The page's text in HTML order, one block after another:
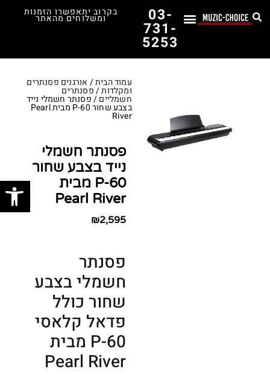
03-
731-
5253
בקרוב יתאפשרו הזמנות
ומשלוחים מהאתר
עמוד הבית/ אורגנים פסנתרים
ומקלדות/פסנתרים
חשמליים/ פסנתר חשמלי נייד
בצבע שחור P-60 מבית Pearl
River
פסנתר חשמלי
נייד בצבע שחור
P-60 מבית
Pearl River
₪2,595
פסנתר
חשמלי בצבע
שחור כולל
פדאל קלאסי
P-60 מבית
Pearl River
פתח